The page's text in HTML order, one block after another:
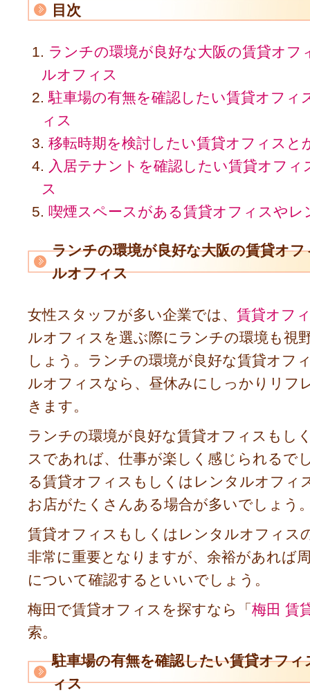
目次
ランチの環境が良好な大阪の賃貸オフ
ルオフィス
駐車場の有無を確認したい賃貸オフィ
ィス
移転時期を検討したい賃貸オフィスと
入居テナントを確認したい賃貸オフ
ス
喫煙スペースがある賃貸オフィスやレ
ランチの環境が良好な大阪の賃貸オ
ルオフィス
女性スタッフが多い企業では、 賃貸オフ
ルオフィスを選ぶ際にランチの環境も視
しょう。ランチの環境が良好な賃貸オフ
ルオフィスなら、昼休みにしっかりリフ
きます。
ランチの環境が良好な賃貸オフィスもし
スであれば、仕事が楽しく感じられるで
る賃貸オフィスもしくはレンタルオフィ
お店がたくさんある場合が多いでしょう
賃貸オフィスもしくはレンタルオフィス
非常に重要となりますが、余裕があれば
について確認するといいでしょう。
梅田で賃貸オフィスを探すなら「 梅田 賃
索。
駐車場の有無を確認したい賃貸オフ
ィス